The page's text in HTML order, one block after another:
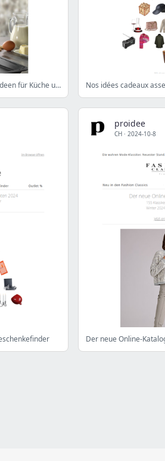
Der neue Online-Katalog: 127 Ideen für Küche und Gastlichkeit Nos idées cadeaux
proidee
CH · 2024-10-8
Der neue Online-